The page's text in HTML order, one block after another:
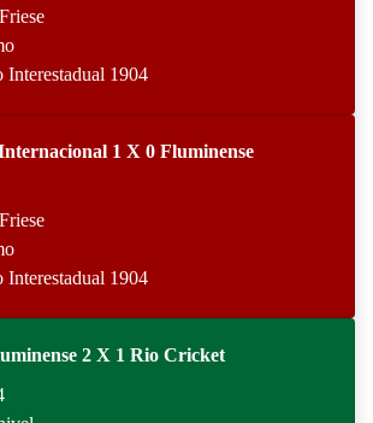
Interestadual 1904
1 X 0 Fluminense
Interestadual 1904
2 X 1 Rio Cricket